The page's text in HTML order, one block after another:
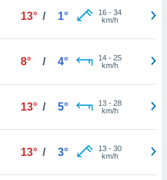
13° / 1° 16- 34
km/h
8° / 4° 14- 25
km/h
13° / 5° 13- 28
km/h
13° / 3° 13- 30
km/h